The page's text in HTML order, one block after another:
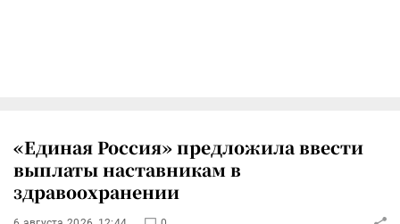
«Единая Россия» предложила ввести
выплаты наставникам в
здравоохранении